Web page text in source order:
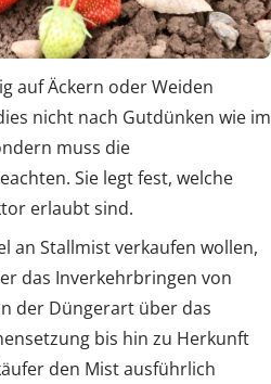
auf Äckern oder Weiden
nicht nach Gutdünken wie im
muss die
Sie legt fest, welche
erlaubt sind.
an Stallmist verkaufen wollen,
das Inverkehrbringen von
der Düngerart über das
bis hin zu Herkunft
den Mist ausführlich